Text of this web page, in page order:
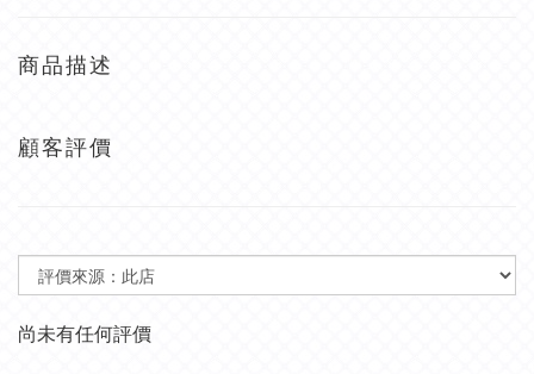
商品描述
顧客評價
尚未有任何評價